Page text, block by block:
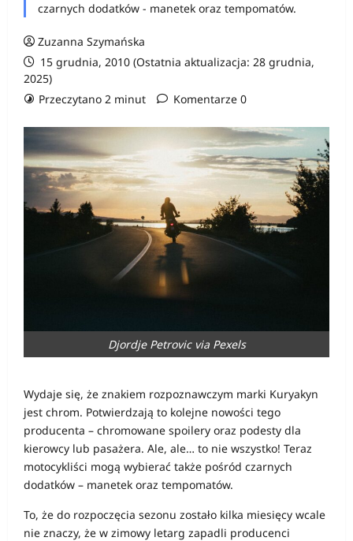
czarnych dodatków - manetek oraz tempomatów.
Zuzanna Szymańska
15 grudnia, 2010 (Ostatnia aktualizacja: 28 grudnia,
2025)
Przeczytano 2 minut
Komentarze 0
Djordje Petrovic via Pexels
Wydaje się, że znakiem rozpoznawczym marki Kuryakyn
jest chrom. Potwierdzają to kolejne nowości tego
producenta – chromowane spoilery oraz podesty dla
kierowcy lub pasażera. Ale, ale… to nie wszystko! Teraz
motocykliści mogą wybierać także pośród czarnych
dodatków – manetek oraz tempomatów.
To, że do rozpoczęcia sezonu zostało kilka miesięcy wcale
nie znaczy, że w zimowy letarg zapadli producenci